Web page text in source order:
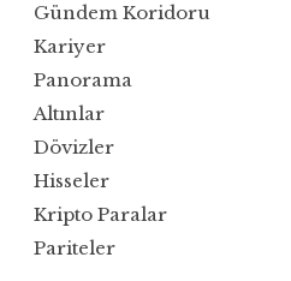
Gündem Koridoru
Kariyer
Panorama
Altınlar
Dövizler
Hisseler
Kripto Paralar
Pariteler